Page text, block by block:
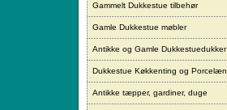
Gammelt Dukkestue tilbehør
Gamle Dukkestue møbler
Antikke og Gamle Dukkestuedukker
Dukkestue Køkkenting og Porcelæn
Antikke tæpper, gardiner, duge